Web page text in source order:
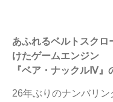
あふれるベルトスク
けたゲームエンジン
『ベア・ナックルⅣ』
26年ぶりのナンバリ